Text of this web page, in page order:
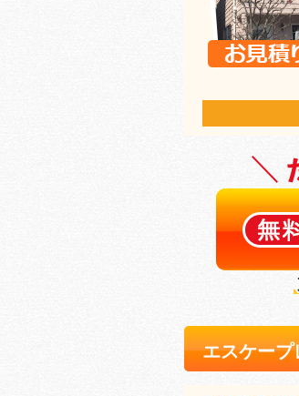
エスケープ